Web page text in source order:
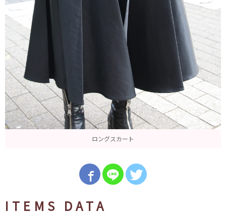
ロングスカート
ITEMS DATA